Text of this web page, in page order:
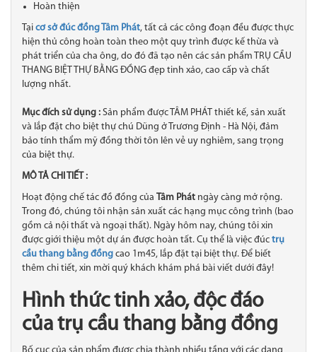
Hoàn thiện
Tại cơ sở đúc đồng Tâm Phát, tất cả các công đoạn đều được thực
hiện thủ công hoàn toàn theo một quy trình được kế thừa và
phát triển của cha ông, do đó đã tạo nên các sản phẩm TRỤ CẦU
THANG BIỆT THỰ BẰNG ĐỒNG đẹp tinh xảo, cao cấp và chất
lượng nhất.
Mục đích sử dụng : Sản phẩm được TÂM PHÁT thiết kế, sản xuất
và lắp đặt cho biệt thự chú Dũng ở Trương Định - Hà Nội, đảm
bảo tính thẩm mỹ đồng thời tôn lên vẻ uy nghiêm, sang trọng
của biệt thự.
MÔ TẢ CHI TIẾT :
Hoạt động chế tác đồ đồng của
Tâm Phát ngày càng mở rộng.
Trong đó, chúng tôi nhận sản xuất các hạng mục công trình (bao
gồm cả nội thất và ngoại thất). Ngày hôm nay, chúng tôi xin
được giới thiệu một dự án được hoàn tất. Cụ thể là việc đúc trụ
cầu thang bằng đồng cao 1m45, lắp đặt tại biệt thự. Để biết
thêm chi tiết, xin mời quý khách khám phá bài viết dưới đây!
Hình thức tinh xảo, độc đáo
của trụ cầu thang bằng đồng